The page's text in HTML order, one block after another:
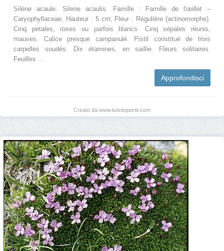
Silène acaule. Silene acaulis. Famille : Famille de l'œillet –
Caryophyllaceae; Hauteur : 5 cm; Fleur : Régulière (actinomorphe).
Cinq pétales, roses ou parfois blancs. Cinq sépales réunis,
mauves. Calice presque campanulé. Pistil constitué de trois
carpelles soudés. Dix étamines, en saillie. Fleurs solitaires.
Feuilles ...
Approfondisci
Creato da www.luontoportti.com